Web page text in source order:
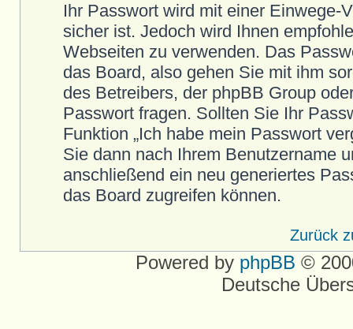
Ihr Passwort wird mit einer Einwege-
sicher ist. Jedoch wird Ihnen
Webseiten zu verwenden. Das
das Board, also gehen Sie mit ihm
des Betreibers, der phpBB Group
Passwort fragen. Sollten Sie Ihr
Funktion „Ich habe mein Passwort
Sie dann nach Ihrem Benutzername
anschließend ein neu generiertes
das Board zugreifen können.
Zurück
Powered by phpBB ©
Deutsche